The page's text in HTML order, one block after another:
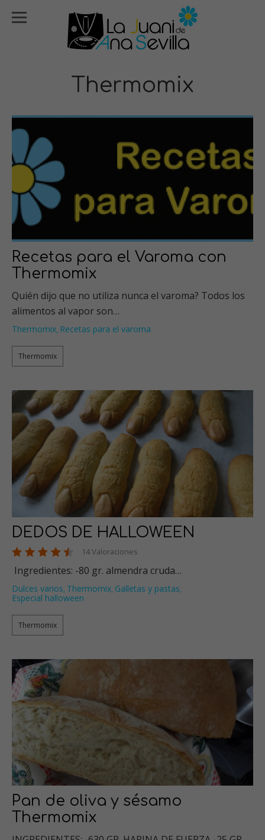
Thermomix
Recetas para el Varoma con
Thermomix
Quién dijo que no utiliza nunca el varoma? Todos los
alimentos al vapor son…
Thermomix, Recetas para el varoma
Thermomix
DEDOS DE HALLOWEEN
14 Valoraciones
Ingredientes: -80 gr. almendra cruda…
Dulces varios, Thermomix, Galletas y pastas,
Especial halloween
Thermomix
Pan de oliva y sésamo
Thermomix